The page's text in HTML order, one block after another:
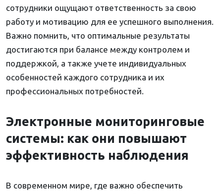
сотрудники ощущают ответственность за свою
работу и мотивацию для ее успешного выполнения.
Важно помнить, что оптимальные результаты
достигаются при балансе между контролем и
поддержкой, а также учете индивидуальных
особенностей каждого сотрудника и их
профессиональных потребностей.
Электронные мониторинговые
системы: как они повышают
эффективность наблюдения
В современном мире, где важно обеспечить